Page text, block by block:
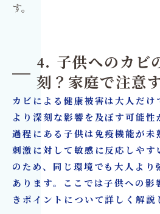
す。
4. 子供へのカビ
刻？家庭で注意
カビによる健康被害は大人だけ
より深刻な影響を及ぼす可能性
過程にある子供は免疫機能が未
刺激に対して敏感に反応しやす
のため、同じ環境でも大人より
あります。ここでは子供への影
きポイントについて詳しく解説